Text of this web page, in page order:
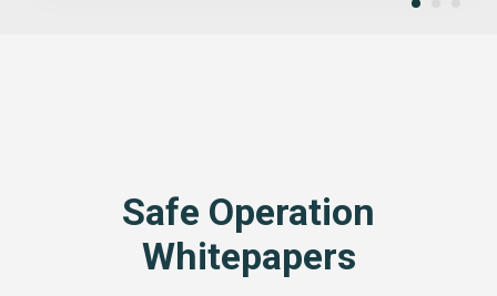
Safe Operation
Whitepapers